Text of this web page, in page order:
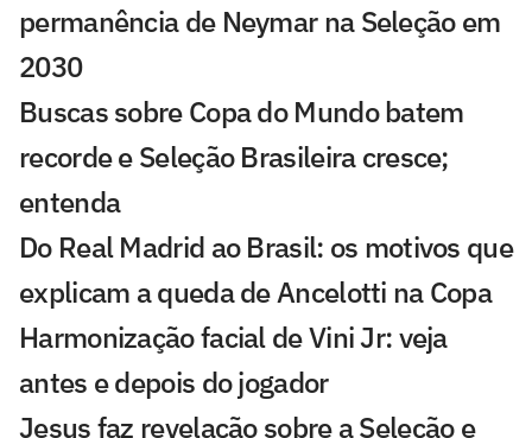
permanência de Neymar na Seleção em
2030
Buscas sobre Copa do Mundo batem
recorde e Seleção Brasileira cresce;
entenda
Do Real Madrid ao Brasil: os motivos que
explicam a queda de Ancelotti na Copa
Harmonização facial de Vini Jr: veja
antes e depois do jogador
Jesus faz revelação sobre a Seleção e